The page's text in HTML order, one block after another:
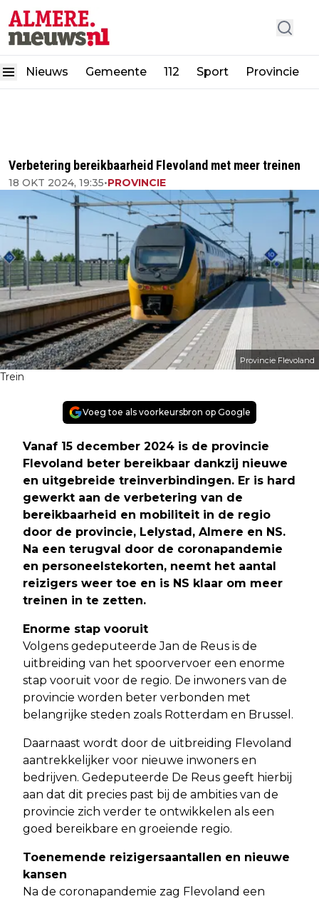
Nieuws Gemeente 112 Sport Provincie
Verbetering bereikbaarheid Flevoland met meer treinen
18 OKT 2024, 19:35•PROVINCIE
Provincie Flevoland
Trein
Voeg toe als voorkeursbron op Google
Vanaf 15 december 2024 is de provincie
Flevoland beter bereikbaar dankzij nieuwe
en uitgebreide treinverbindingen. Er is hard
gewerkt aan de verbetering van de
bereikbaarheid en mobiliteit in de regio
door de provincie, Lelystad, Almere en NS.
Na een terugval door de coronapandemie
en personeelstekorten, neemt het aantal
reizigers weer toe en is NS klaar om meer
treinen in te zetten.
Enorme stap vooruit
Volgens gedeputeerde Jan de Reus is de
uitbreiding van het spoorvervoer een enorme
stap vooruit voor de regio. De inwoners van de
provincie worden beter verbonden met
belangrijke steden zoals Rotterdam en Brussel.
Daarnaast wordt door de uitbreiding Flevoland
aantrekkelijker voor nieuwe inwoners en
bedrijven. Gedeputeerde De Reus geeft hierbij
aan dat dit precies past bij de ambities van de
provincie zich verder te ontwikkelen als een
goed bereikbare en groeiende regio.
Toenemende reizigersaantallen en nieuwe
kansen
Na de coronapandemie zag Flevoland een